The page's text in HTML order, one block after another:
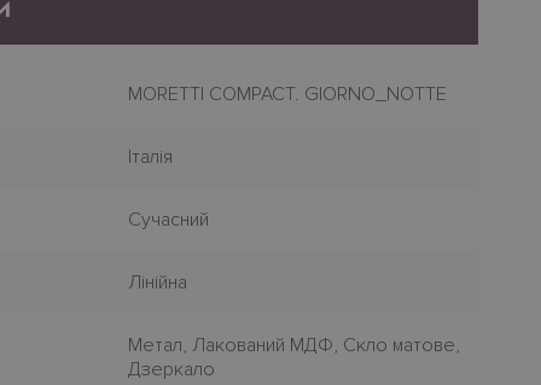
MORETTI COMPACT. GIORNO_NOTTE
Італія
Сучасний
Лінійна
Метал, Лакований МДФ, Скло матове,
Дзеркало